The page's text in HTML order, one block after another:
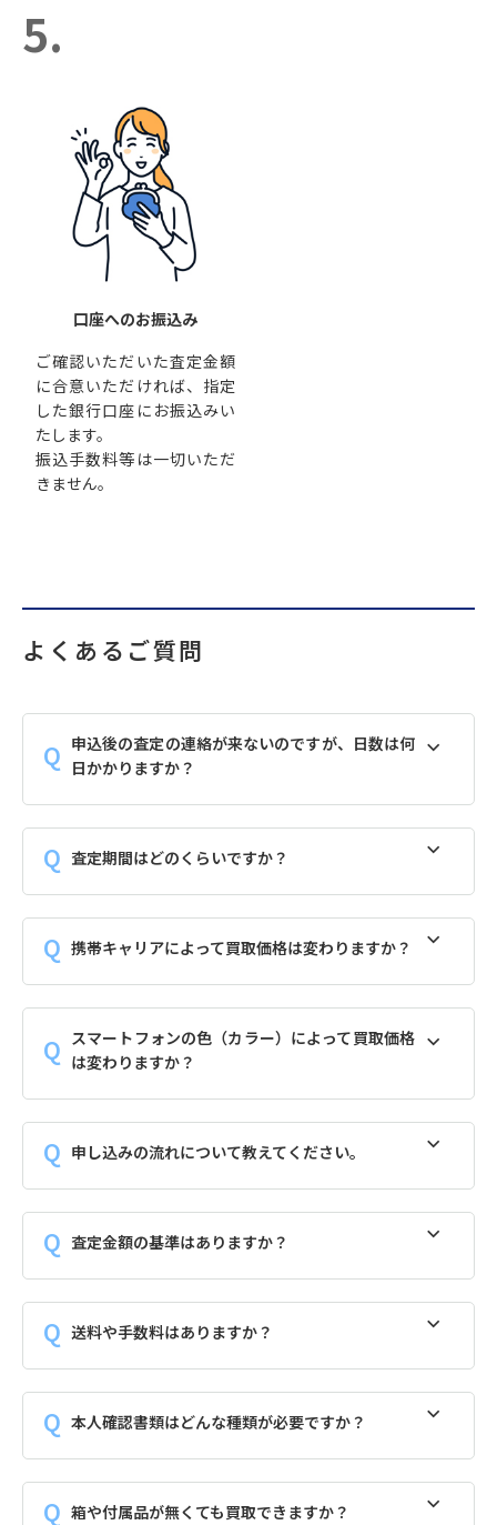
5.
口座へのお振込み
ご確認いただいた査定金額
に合意いただければ、指定
した銀行口座にお振込みい
たします。
振込手数料等は一切いただ
きません。
よくあるご質問
申込後の査定の連絡が来ないのですが、日数は何
日かかりますか？
査定期間はどのくらいですか？
携帯キャリアによって買取価格は変わりますか？
スマートフォンの色（カラー）によって買取価格
は変わりますか？
申し込みの流れについて教えてください。
査定金額の基準はありますか？
送料や手数料はありますか？
本人確認書類はどんな種類が必要ですか？
箱や付属品が無くても買取できますか？